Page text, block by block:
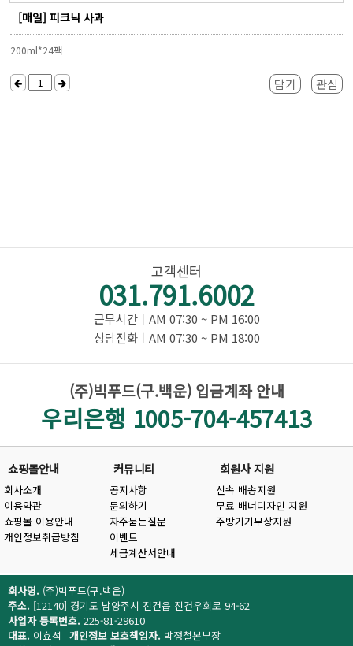
[매일] 피크닉 사과
200ml*24팩
담기 관심
고객센터
031.791.6002
근무시간ㅣAM 07:30 ~ PM 16:00
상담전화ㅣAM 07:30 ~ PM 18:00
(주)빅푸드(구.백운) 입금계좌 안내
우리은행 1005-704-457413
쇼핑몰안내
회사소개
이용약관
쇼핑몰 이용안내
개인정보취급방침
커뮤니티
공지사항
문의하기
자주묻는질문
이벤트
세금계산서안내
회원사 지원
신속 배송지원
무료 배너디자인 지원
주방기기무상지원
회사명. (주)빅푸드(구.백운)
주소. [12140] 경기도 남양주시 진건읍 진건우회로 94-62
사업자 등록번호. 225-81-29610
대표. 이효석 개인정보 보호책임자. 박정철본부장